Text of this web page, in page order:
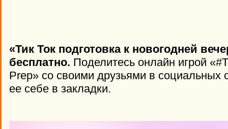
«Тик Ток подготовка к новогодней
бесплатно. Поделитесь онлайн игрой
Prep» со своими друзьями в социальных
ее себе в закладки.